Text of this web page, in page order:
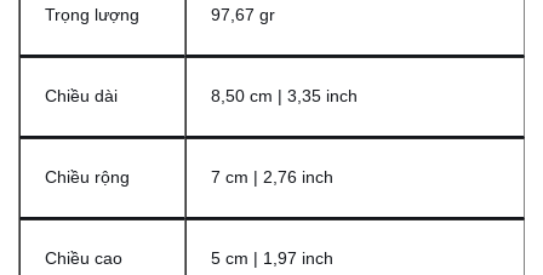
Trọng lượng 97,67 gr
Chiều dài 8,50 cm | 3,35 inch
Chiều rộng 7 cm | 2,76 inch
Chiều cao 5 cm | 1,97 inch